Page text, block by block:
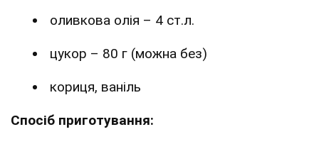
оливкова олія – 4 ст.л.
цукор – 80 г (можна без)
кориця, ваніль
Спосіб приготування: